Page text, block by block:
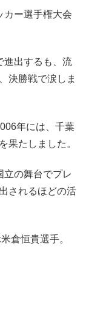
カー選手権大会
進出するも、流
決勝戦で涙しま
年には、千葉
果たしました。
立の舞台でプレ
されるほどの活
倉恒貴選手。